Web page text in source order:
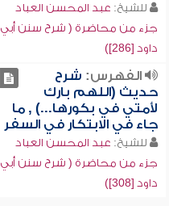
للشيخ: عبد المحسن العباد
جزء من محاضرة ( شرح سنن أبي
داود [286])
الفهرس: شرح
حديث (اللهم بارك
لأمتي في بكورها...) , ما
جاء في الابتكار في السفر
للشيخ: عبد المحسن العباد
جزء من محاضرة ( شرح سنن أبي
داود [308])